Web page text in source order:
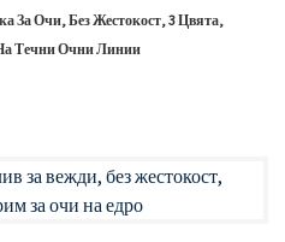
За Очи, Без Жестокост, 3 Цвята,
Течни Очни Линии